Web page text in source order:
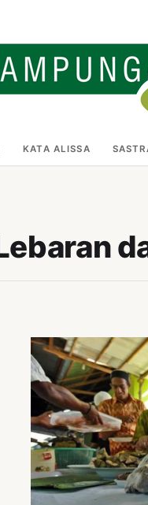
KATA ALISSA